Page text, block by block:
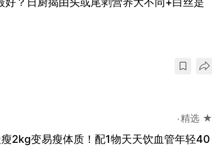
精选 ★
2kg变易瘦体质！配1物天天饮血管年轻40